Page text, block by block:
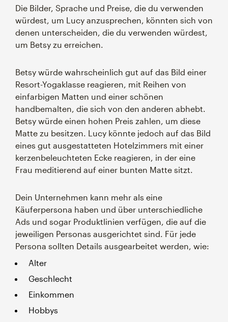
Die Bilder, Sprache und Preise, die du verwenden
würdest, um Lucy anzusprechen, könnten sich von
denen unterscheiden, die du verwenden würdest,
um Betsy zu erreichen.
Betsy würde wahrscheinlich gut auf das Bild einer
Resort-Yogaklasse reagieren, mit Reihen von
einfarbigen Matten und einer schönen
handbemalten, die sich von den anderen abhebt.
Betsy würde einen hohen Preis zahlen, um diese
Matte zu besitzen. Lucy könnte jedoch auf das Bild
eines gut ausgestatteten Hotelzimmers mit einer
kerzenbeleuchteten Ecke reagieren, in der eine
Frau meditierend auf einer bunten Matte sitzt.
Dein Unternehmen kann mehr als eine
Käuferpersona haben und über unterschiedliche
Ads und sogar Produktlinien verfügen, die auf die
jeweiligen Personas ausgerichtet sind. Für jede
Persona sollten Details ausgearbeitet werden, wie:
Alter
Geschlecht
Einkommen
Hobbys